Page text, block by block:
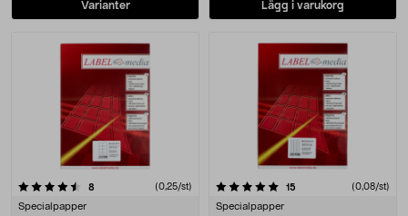
Varianter Lägg i varukorg
8 (0,25/st)
Specialpapper
5.0 av 5 stjärnor 15 (0,08/st)
Specialpapper